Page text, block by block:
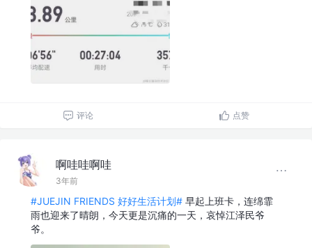
评论 点赞
啊哇哇啊哇
3年前
#JUEJIN FRIENDS 好好生活计划# 早起上班卡，连绵霏
雨也迎来了晴朗，今天更是沉痛的一天，哀悼江泽民爷
爷。